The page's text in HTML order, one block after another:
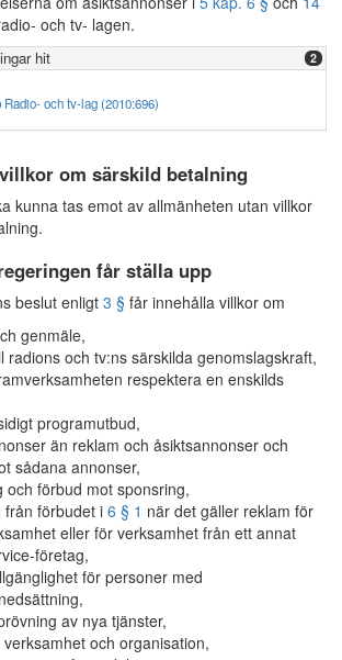
och tv- lagen.
hit 2
Radio- och tv-lag (2010:696)
om särskild betalning
kunna tas emot av allmänheten utan villkor
får ställa upp
beslut enligt 3 § får innehålla villkor om
genmäle,
radions och tv:ns särskilda genomslagskraft,
respektera en enskilds
programutbud,
än reklam och åsiktsannonser och
sådana annonser,
och förbud mot sponsring,
från förbudet i 6 § 1 när det gäller reklam för
eller för verksamhet från ett annat
företag,
för personer med
av nya tjänster,
och organisation,